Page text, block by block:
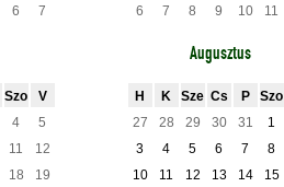
6 7
6
7 8 9 10 11
Szo
V
4
5
11
12
18
19
Augusztus
H K Sze Cs P Szo
27
28 29 30 31 1
3
4 5 6 7 8
10
11 12 13 14 15